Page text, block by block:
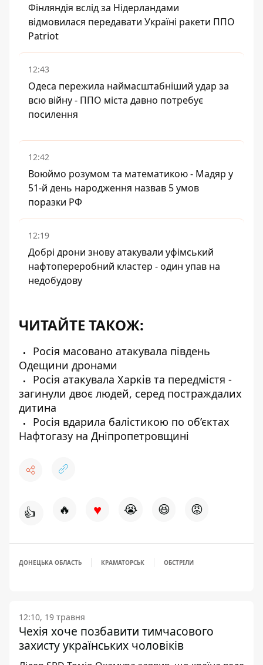
Фінляндія вслід за Нідерландами
відмовилася передавати Україні ракети ППО
Patriot
12:43
Одеса пережила наймасштабніший удар за
всю війну - ППО міста давно потребує
посилення
12:42
Воюймо розумом та математикою - Мадяр у
51-й день народження назвав 5 умов
поразки РФ
12:19
Добрі дрони знову атакували уфімський
нафтопереробний кластер - один упав на
недобудову
ЧИТАЙТЕ ТАКОЖ:
Росія масовано атакувала південь
Одещини дронами
Росія атакувала Харків та передмістя -
загинули двоє людей, серед постраждалих
дитина
Росія вдарила балістикою по об’єктах
Нафтогазу на Дніпропетровщині
👍 🔥 ♥ 😭 😆 😡
ДОНЕЦЬКА ОБЛАСТЬ КРАМАТОРСЬК ОБСТРІЛИ
12:10, 19 травня
Чехія хоче позбавити тимчасового
захисту українських чоловіків